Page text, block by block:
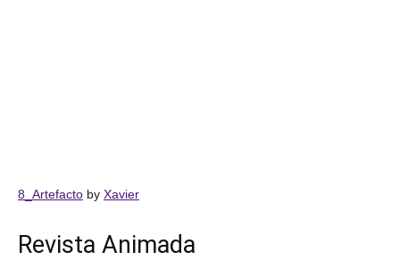
8_Artefacto by Xavier
Revista Animada